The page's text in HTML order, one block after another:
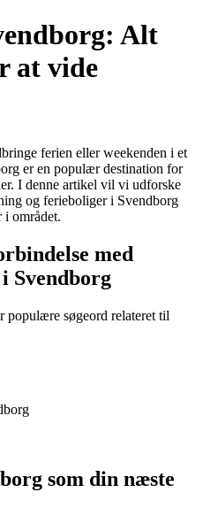
Alt
at vide
ferien eller weekenden i et
er en populær destination for
I denne artikel vil vi udforske
og ferieboliger i Svendborg
i området.
med
Svendborg
populære søgeord relateret til
som din næste